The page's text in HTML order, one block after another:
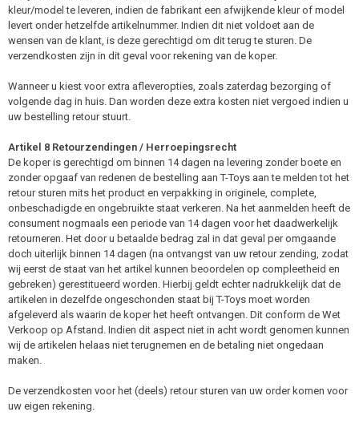
kleur/model te leveren, indien de fabrikant een afwijkende kleur of model
levert onder hetzelfde artikelnummer. Indien dit niet voldoet aan de
wensen van de klant, is deze gerechtigd om dit terug te sturen. De
verzendkosten zijn in dit geval voor rekening van de koper.
Wanneer u kiest voor extra afleveropties, zoals zaterdag bezorging of
volgende dag in huis. Dan worden deze extra kosten niet vergoed indien u
uw bestelling retour stuurt.
Artikel 8 Retourzendingen / Herroepingsrecht
De koper is gerechtigd om binnen 14 dagen na levering zonder boete en
zonder opgaaf van redenen de bestelling aan T-Toys aan te melden tot het
retour sturen mits het product en verpakking in originele, complete,
onbeschadigde en ongebruikte staat verkeren. Na het aanmelden heeft de
consument nogmaals een periode van 14 dagen voor het daadwerkelijk
retourneren. Het door u betaalde bedrag zal in dat geval per omgaande
doch uiterlijk binnen 14 dagen (na ontvangst van uw retour zending, zodat
wij eerst de staat van het artikel kunnen beoordelen op compleetheid en
gebreken) gerestitueerd worden. Hierbij geldt echter nadrukkelijk dat de
artikelen in dezelfde ongeschonden staat bij T-Toys moet worden
afgeleverd als waarin de koper het heeft ontvangen. Dit conform de Wet
Verkoop op Afstand. Indien dit aspect niet in acht wordt genomen kunnen
wij de artikelen helaas niet terugnemen en de betaling niet ongedaan
maken.
De verzendkosten voor het (deels) retour sturen van uw order komen voor
uw eigen rekening.